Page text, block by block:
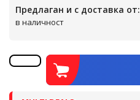
Предлаган и с доставка от:
в наличност